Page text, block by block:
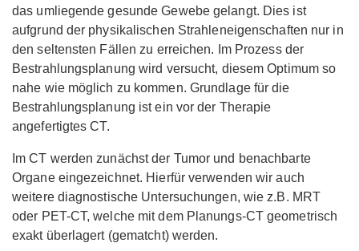
das umliegende gesunde Gewebe gelangt. Dies ist
aufgrund der physikalischen Strahleneigenschaften nur in
den seltensten Fällen zu erreichen. Im Prozess der
Bestrahlungsplanung wird versucht, diesem Optimum so
nahe wie möglich zu kommen. Grundlage für die
Bestrahlungsplanung ist ein vor der Therapie
angefertigtes CT.
Im CT werden zunächst der Tumor und benachbarte
Organe eingezeichnet. Hierfür verwenden wir auch
weitere diagnostische Untersuchungen, wie z.B. MRT
oder PET-CT, welche mit dem Planungs-CT geometrisch
exakt überlagert (gematcht) werden.